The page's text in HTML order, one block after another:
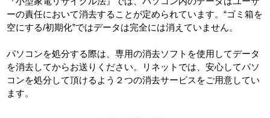
ーの責任において消去することが定められています。“ゴミ箱を
空にする/初期化”ではデータは完全には消えていません。
パソコンを処分する際は、専用の消去ソフトを使用してデータ
を消去してからお送りください。リネットでは、安心してパソ
コンを処分して頂けるよう２つの消去サービスをご用意してい
ます。